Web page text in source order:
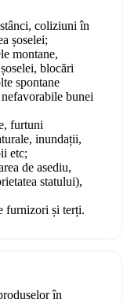
coliziuni în
șoselei;
montane,
blocări
spontane
bunei
furtuni
inundații,
etc;
de asediu,
statului),
furnizori și terți.
în